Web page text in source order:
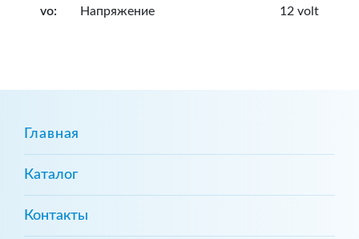
vo: Напряжение 12 volt
Главная
Каталог
Контакты